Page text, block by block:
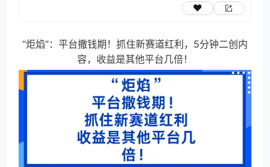
“炬焰”：平台撒钱期！抓住新赛道红利，5分钟二创内
容，收益是其他平台几倍！